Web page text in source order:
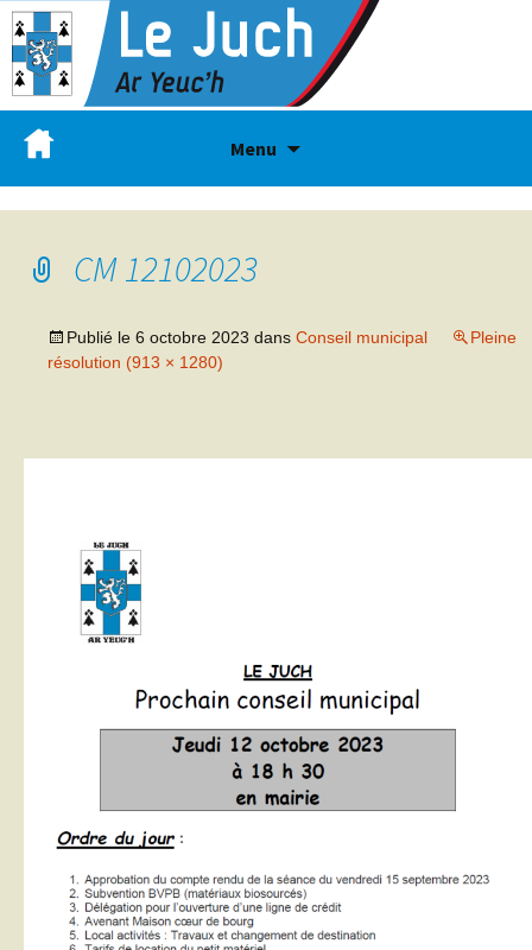
Menu
CM 12102023
Publié le 6 octobre 2023 dans Conseil municipal
Pleine
résolution (913 × 1280)